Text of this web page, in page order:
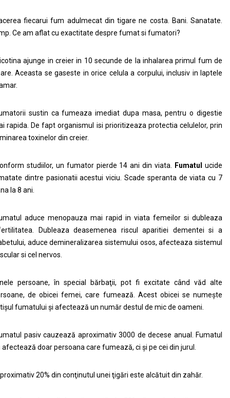
fiecarui fum adulmecat din tigare ne costa. Bani. Sanatate.
Ce am aflat cu exactitate despre fumat si fumatori?
ajunge in creier in 10 secunde de la inhalarea primul fum de
Aceasta se gaseste in orice celula a corpului, inclusiv in laptele
sustin ca fumeaza imediat dupa masa, pentru o digestie
rapida. De fapt organismul isi prioritizeaza protectia celulelor, prin
toxinelor din creier.
studiilor, un fumator pierde 14 ani din viata. Fumatul
ucide
dintre pasionatii acestui viciu. Scade speranta de viata cu 7
la 8 ani.
aduce menopauza mai rapid in viata femeilor si dubleaza
Dubleaza deasemenea riscul aparitiei dementei si a
aduce demineralizarea sistemului osos, afecteaza sistemul
si cel nervos.
persoane, în special bărbaţii, pot fi excitate când văd alte
de obicei femei, care fumează. Acest obicei se numeşte
fumatului şi afectează un număr destul de mic de oameni.
pasiv cauzează aproximativ 3000 de decese anual. Fumatul
afectează doar persoana care fumează, ci şi pe cei din jurul.
20% din conţinutul unei ţigări este alcătuit din zahăr.